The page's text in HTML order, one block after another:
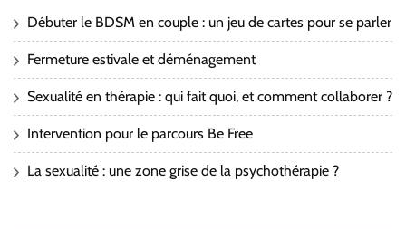
Débuter le BDSM en couple : un jeu de cartes pour se parler
Fermeture estivale et déménagement
Sexualité en thérapie : qui fait quoi, et comment collaborer ?
Intervention pour le parcours Be Free
La sexualité : une zone grise de la psychothérapie ?